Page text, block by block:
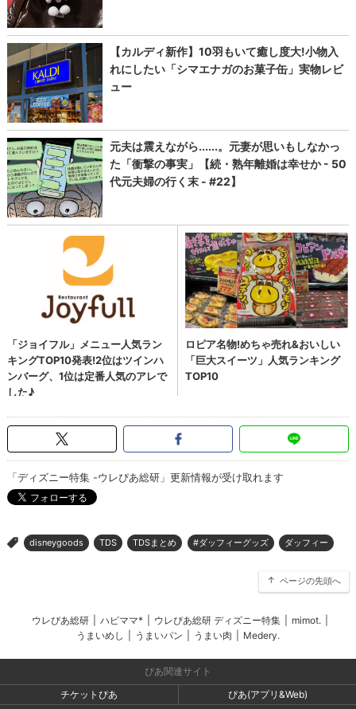
「ディズニー特集 -ウレぴあ総研」更新情報が受け取れます
> disneygoods TDS TDSまとめ #ダッフィーグッズ ダッフィー
ページの先頭へ
ウレぴあ総研 ハピママ* ウレぴあ総研 ディズニー特集 mimot.
うまいめし
うまいパン うまい肉 Medery.
ぴあ関連サイト
チケットぴあ
ぴあ(アプリ&Web)